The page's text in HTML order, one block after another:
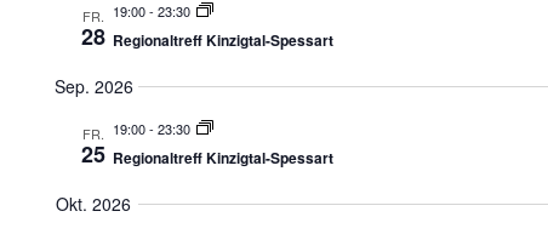
n
FR.
28
19:00- 23:30
Regionaltreff Kinzigtal-Spessart
Sep. 2026
FR.
25
19:00- 23:30
Regionaltreff Kinzigtal-Spessart
Okt. 2026